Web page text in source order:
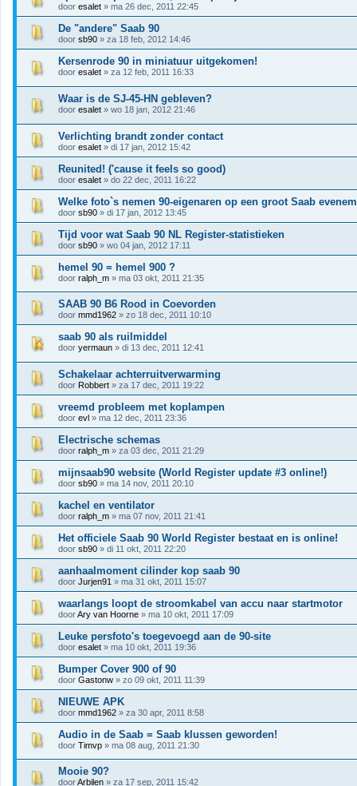
door esalet » ma 26 dec, 2011 22:45
De "andere" Saab 90
door sb90 » za 18 feb, 2012 14:46
Kersenrode 90 in miniatuur uitgekomen!
door esalet » za 12 feb, 2011 16:33
Waar is de SJ-45-HN gebleven?
door esalet » wo 18 jan, 2012 21:46
Verlichting brandt zonder contact
door esalet » di 17 jan, 2012 15:42
Reunited! ('cause it feels so good)
door esalet » do 22 dec, 2011 16:22
Welke foto`s nemen 90-eigenaren op een groot Saab
door sb90 » di 17 jan, 2012 13:45
Tijd voor wat Saab 90 NL Register-statistieken
door sb90 » wo 04 jan, 2012 17:11
hemel 90 = hemel 900 ?
door ralph_m » ma 03 okt, 2011 21:35
SAAB 90 B6 Rood in Coevorden
door mmd1962 » zo 18 dec, 2011 10:10
saab 90 als ruilmiddel
door yermaun » di 13 dec, 2011 12:41
Schakelaar achterruitverwarming
door Robbert » za 17 dec, 2011 19:22
vreemd probleem met koplampen
door evl » ma 12 dec, 2011 23:36
Electrische schemas
door ralph_m » za 03 dec, 2011 21:29
mijnsaab90 website (World Register update #3 online!)
door sb90 » ma 14 nov, 2011 20:10
kachel en ventilator
door ralph_m » ma 07 nov, 2011 21:41
Het officiele Saab 90 World Register bestaat en is online!
door sb90 » di 11 okt, 2011 22:20
aanhaalmoment cilinder kop saab 90
door Jurjen91 » ma 31 okt, 2011 15:07
waarlangs loopt de stroomkabel van accu naar startmotor
doorAry van Hoorne » ma 10 okt, 2011 17:09
Leuke persfoto's toegevoegd aan de 90-site
door esalet » ma 10 okt, 2011 19:36
Bumper Cover 900 of 90
door Gastonw » zo 09 okt, 2011 11:39
NIEUWE APK
door mmd1962 » za 30 apr, 2011 8:58
Audio in de Saab = Saab klussen geworden!
door Timvp » ma 08 aug, 2011 21:30
Mooie 90?
doorArbilen » za 17 sep, 2011 15:42